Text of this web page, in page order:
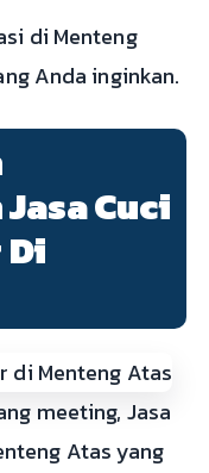
di Menteng
Anda inginkan.
Cuci
meeting, Jasa
Atas yang